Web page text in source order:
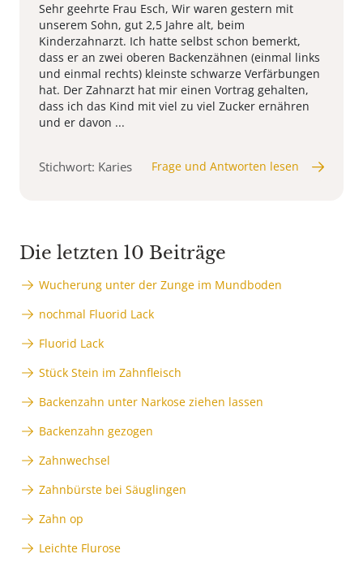
Sehr geehrte Frau Esch, Wir waren gestern mit
unserem Sohn, gut 2,5 Jahre alt, beim
Kinderzahnarzt. Ich hatte selbst schon bemerkt,
dass er an zwei oberen Backenzähnen (einmal links
und einmal rechts) kleinste schwarze Verfärbungen
hat. Der Zahnarzt hat mir einen Vortrag gehalten,
dass ich das Kind mit viel zu viel Zucker ernähren
und er davon ...
Stichwort: Karies Frage und Antworten lesen
Die letzten 10 Beiträge
Wucherung unter der Zunge im Mundboden
nochmal Fluorid Lack
Fluorid Lack
Stück Stein im Zahnfleisch
Backenzahn unter Narkose ziehen lassen
Backenzahn gezogen
Zahnwechsel
Zahnbürste bei Säuglingen
Zahn op
Leichte Flurose